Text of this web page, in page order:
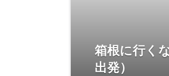
箱根に行く
出発）